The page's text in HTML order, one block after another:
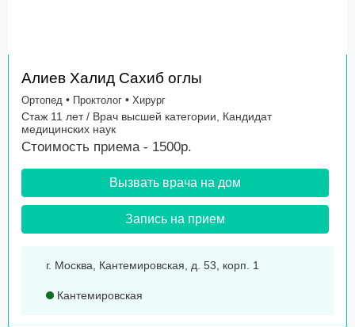
Алиев Халид Сахиб оглы
Ортопед • Проктолог • Хирург
Стаж 11 лет / Врач высшей категории, Кандидат
медицинских наук
Стоимость приема - 1500р.
Вызвать врача на дом
Запись на прием
г. Москва, Кантемировская, д. 53, корп. 1
Кантемировская